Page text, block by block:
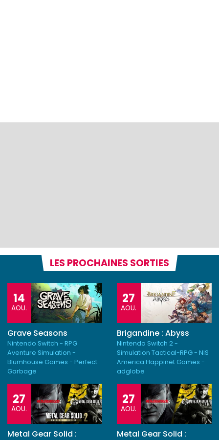
LES PROCHAINES SORTIES
14
AOU.
Grave Seasons
Nintendo Switch - RPG
Aventure Simulation -
Blumhouse Games - Perfect
Garbage
27
AOU.
Brigandine : Abyss
Nintendo Switch 2 -
Simulation Tactical-RPG - NIS
America Happinet Games -
adglobe
27
AOU.
Metal Gear Solid :
27
AOU.
Metal Gear Solid :